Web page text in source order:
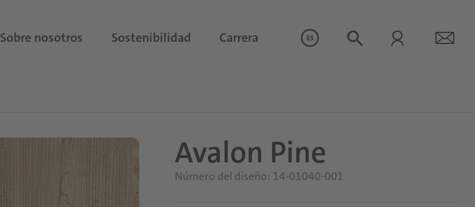
Sobre nosotros Sostenibilidad Carrera ES
Avalon Pine
Número del diseño: 14-01040-001